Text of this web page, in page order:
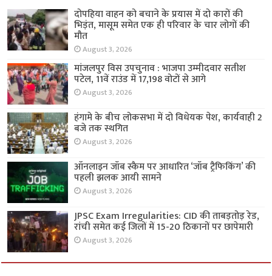
दोपहिया वाहन को बचाने के प्रयास में दो कारों की
भिड़ंत, मासूम समेत एक ही परिवार के चार लोगों की
मौत
August 3, 2026
मांजलपुर विस उपचुनाव : भाजपा उम्मीदवार सतीश
पटेल, 11वें राउंड में 17,198 वोटों से आगे
August 3, 2026
हंगामे के बीच लोकसभा में दो विधेयक पेश, कार्यवाही 2
बजे तक स्थगित
August 3, 2026
ऑनलाइन जॉब स्कैम पर आधारित ‘जॉब ट्रैफिकिंग’ की
पहली झलक आयी सामने
August 3, 2026
JPSC Exam Irregularities: CID की ताबड़तोड़ रेड,
रांची समेत कई जिलों में 15-20 ठिकानों पर छापेमारी
August 3, 2026